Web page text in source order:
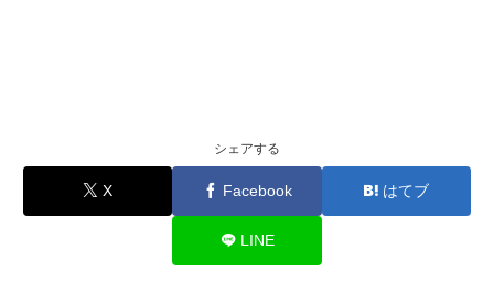
シェアする
X Facebook はてブ
LINE